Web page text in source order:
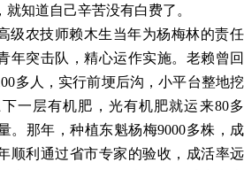
知道自己辛苦没有白费了。
级农技师赖木生当年为杨梅林的责任
年突击队，精心运作实施。老赖曾回
多人，实行前埂后沟，小平台整地挖
一层有机肥，光有机肥就运来80多
。那年，种植东魁杨梅9000多株，成
顺利通过省市专家的验收，成活率远